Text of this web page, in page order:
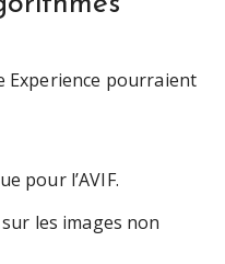
Experience pourraient
pour l’AVIF.
les images non